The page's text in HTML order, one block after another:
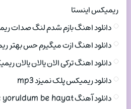
ریمیکس اینستا
دانلود اهنگ بازم شدم لنگ صدات
دانلود اهنگ ازت میگیرم حس بهتر
دانلود اهنگ ترکی الان یالان یالان
دانلود ریمیکس پلک نمیزد mp3
دانلود آهنگ Anatolian Pulse yoruldum be hayat